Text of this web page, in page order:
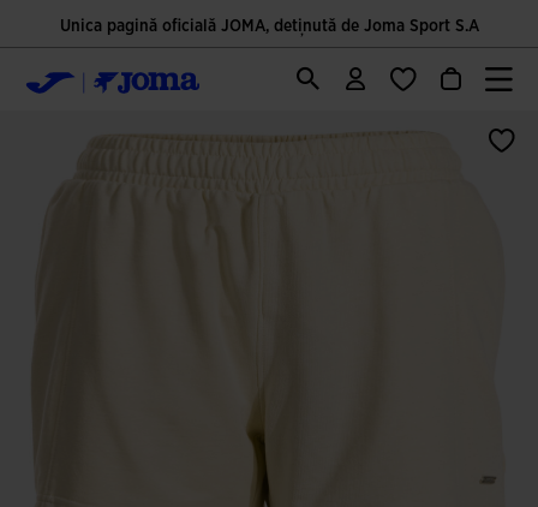
Unica pagină oficială JOMA, deținută de Joma Sport S.A